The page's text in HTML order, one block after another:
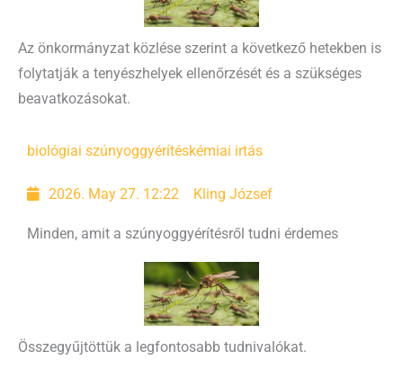
Az önkormányzat közlése szerint a következő hetekben is
folytatják a tenyészhelyek ellenőrzését és a szükséges
beavatkozásokat.
biológiai szúnyoggyérítéskémiai irtás
2026. May 27. 12:22 Kling József
Minden, amit a szúnyoggyérítésről tudni érdemes
Összegyűjtöttük a legfontosabb tudnivalókat.